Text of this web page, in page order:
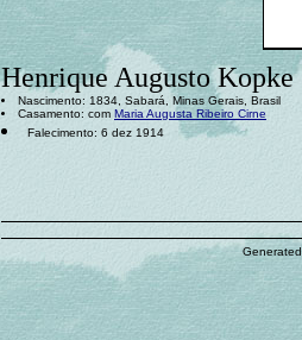
Henrique Augusto Kopke
Nascimento: 1834, Sabará, Minas Gerais, Brasil
Casamento: com Maria Augusta Ribeiro Cirne
Falecimento: 6 dez 1914